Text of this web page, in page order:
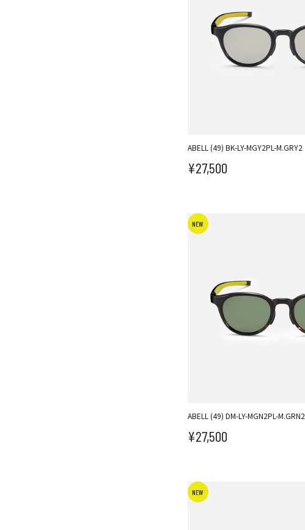
ABELL (49) BK-LY-MGY2PL-M.GRY2
セール価格
¥27,500
NEW
ABELL (49) DM-LY-MGN2PL-M.GRN2
セール価格
¥27,500
NEW